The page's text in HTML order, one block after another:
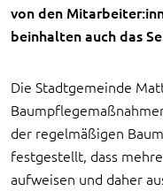
von den
beinhalten auch das
Die Stadtgemeinde
der regelmäßigen
festgestellt, dass
aufweisen und daher